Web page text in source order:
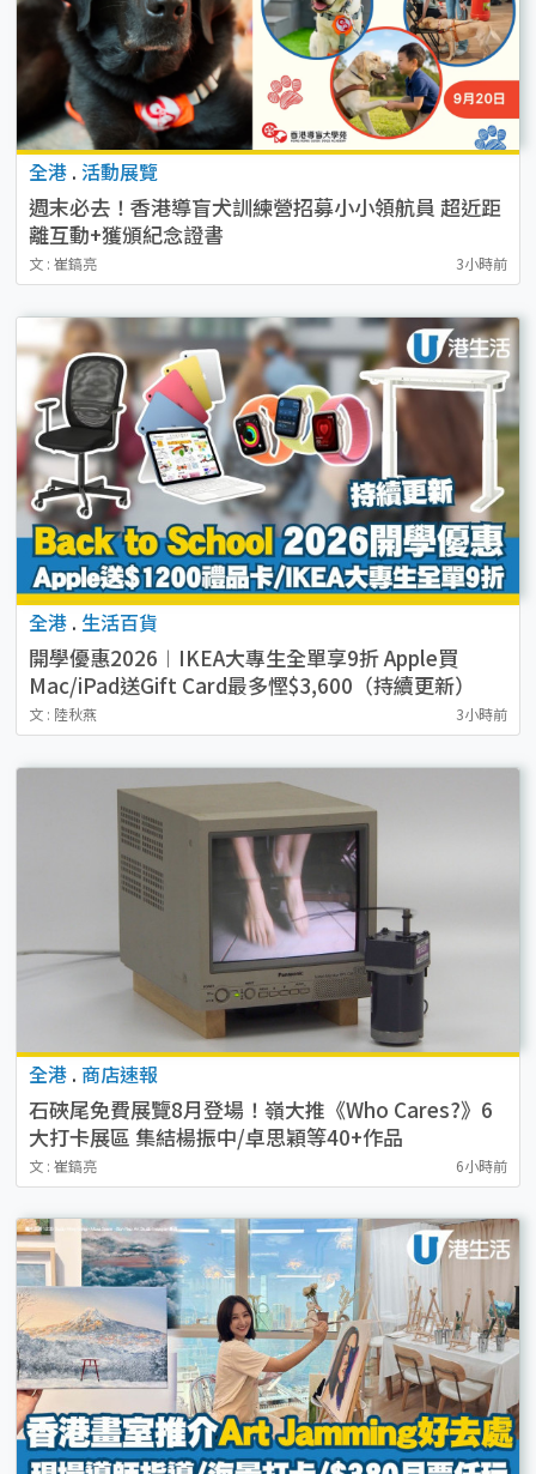
全港 . 活動展覽
週末必去！香港導盲犬訓練營招募小小領航員 超近距
離互動+獲頒紀念證書
文 : 崔鎬亮 3小時前
全港 . 生活百貨
開學優惠2026︱IKEA大專生全單享9折 Apple買
Mac/iPad送Gift Card最多慳$3,600（持續更新）
文 : 陸秋燕 3小時前
全港 . 商店速報
石硤尾免費展覽8月登場！嶺大推《Who Cares?》6
大打卡展區 集結楊振中/卓思穎等40+作品
文 : 崔鎬亮 6小時前